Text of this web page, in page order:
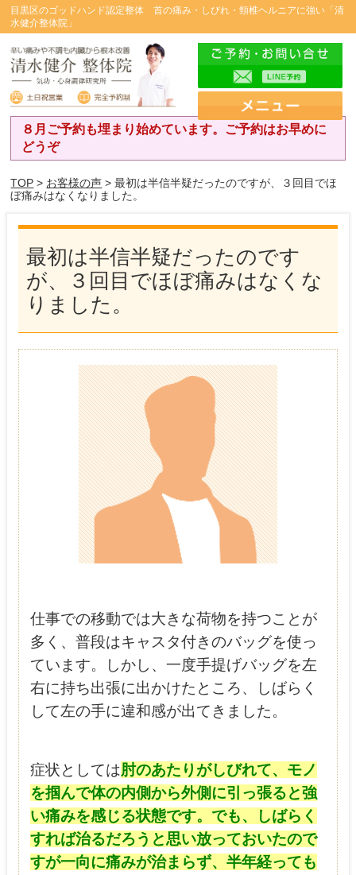
目黒区のゴッドハンド認定整体 首の痛み・しびれ・頸椎ヘルニアに強い「清
水健介整体院」
８月ご予約も埋まり始めています。ご予約はお早めに
どうぞ
TOP > お客様の声 > 最初は半信半疑だったのですが、３回目でほ
ぼ痛みはなくなりました。
最初は半信半疑だったのです
が、３回目でほぼ痛みはなくな
りました。
仕事での移動では大きな荷物を持つことが
多く、普段はキャスタ付きのバッグを使っ
ています。しかし、一度手提げバッグを左
右に持ち出張に出かけたところ、しばらく
して左の手に違和感が出てきました。
症状としては肘のあたりがしびれて、モノ
を掴んで体の内側から外側に引っ張ると強
い痛みを感じる状態です。でも、しばらく
すれば治るだろうと思い放っておいたので
すが一向に痛みが治まらず、半年経っても